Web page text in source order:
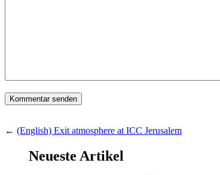
← (English) Exit atmosphere at ICC Jerusalem
Neueste Artikel